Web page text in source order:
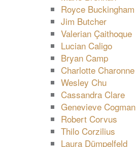
Royce Buckingham
Jim Butcher
Valerian Çaithoque
Lucian Caligo
Bryan Camp
Charlotte Charonne
Wesley Chu
Cassandra Clare
Genevieve Cogman
Robert Corvus
Thilo Corzilius
Laura Dümpelfeld